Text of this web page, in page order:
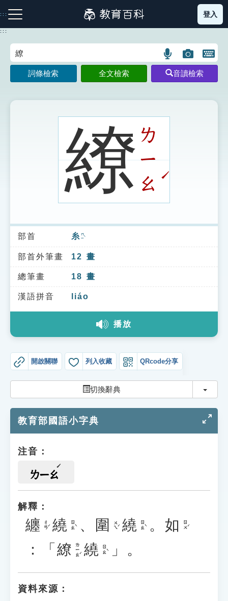
到
主
:::
注音索引圖示 筆畫索引圖示 部首索引表圖示
索引選單
知識索引
單字索引
生命大百科索引
教學應用
貓頭鷹博士
登入
:::
語
言
搜
示
圖
片
搜
開
鍵
圖
詞條檢索 全文檢索 音讀檢索
繚ㄌ
ㄧ
ㄠ
ˊ
部首 糸 ㄇㄧˋ
部首外筆畫 12 畫
總筆畫 18 畫
漢語拼音 liáo
播放
開啟關聯 列入收藏 QRcode分享
切換辭典 切換
教育部國語小字典
注音：
ㄌㄧㄠ
解釋：
纏 ㄔㄢˊ 繞 ㄖㄠˋ 、 圍 ㄨㄟˊ 繞 ㄖㄠˋ 。 如 ㄖㄨˊ
：「 繚 ㄌㄧㄠˊ 繞 ㄖㄠˋ 」。
資料來源：